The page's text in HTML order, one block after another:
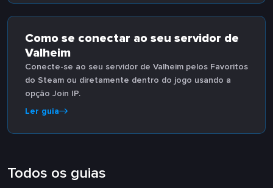
Como se conectar ao seu servidor de
Valheim
Conecte-se ao seu servidor de Valheim pelos Favoritos
do Steam ou diretamente dentro do jogo usando a
opção Join IP.
Ler guia
Todos os guias